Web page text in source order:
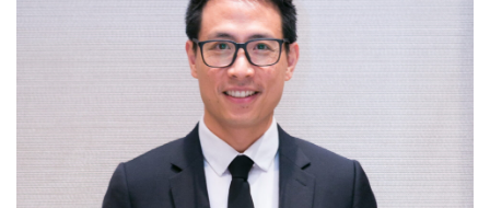
กู้ด้อยสิทธิที่มีลักษณะคล้ายทุนฯ”) สำหรับ 5 ปี 6 เดือน